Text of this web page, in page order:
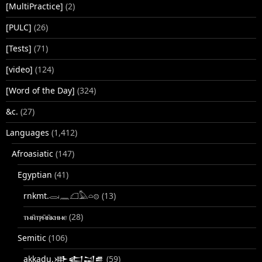
[MultiPractice] (2)
[PULC] (26)
[Tests] (71)
[video] (124)
[Word of the Day] (324)
&c. (27)
Languages (1,412)
Afroasiatic (147)
Egyptian (41)
rnkmt.𓂋𓏺𓈖𓆎𓅓𓏏𓊖 (13)
ⲧⲙⲛ̄ⲧⲣⲙ̄ⲛ̄ⲕⲏⲙⲉ (28)
Semitic (106)
akkadu.𒀝𒅗𒁺𒌑 (59)